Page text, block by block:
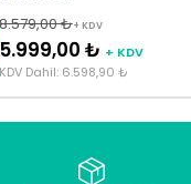
₺+ KDV
5.999,00 ₺ + KDV
KDV Dahil: 6.598,90 ₺